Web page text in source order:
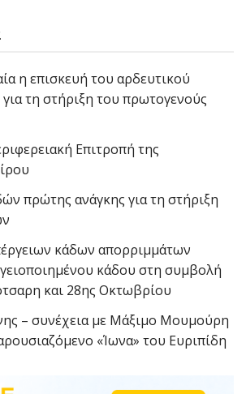
η επισκευή του αρδευτικού
τη στήριξη του πρωτογενούς
Επιτροπή της
πρώτης ανάγκης για τη στήριξη
κάδων απορριμμάτων
κάδου στη συμβολή
και 28ης Οκτωβρίου
– συνέχεια με Μάξιμο Μουμούρη
«Ίωνα» του Ευριπίδη